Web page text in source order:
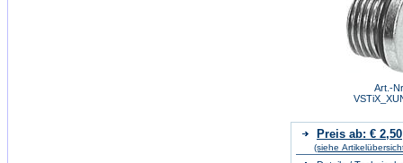
Art.-
Preis ab: € 2,50
(siehe